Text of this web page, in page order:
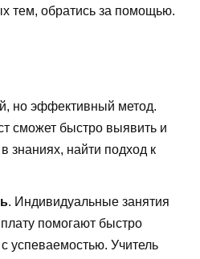
тем, обратись за помощью.
но эффективный метод.
сможет быстро выявить и
знаниях, найти подход к
. Индивидуальные занятия
помогают быстро
успеваемостью. Учитель